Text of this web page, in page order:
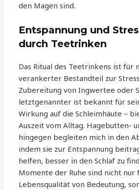
den Magen sind.
Entspannung und
durch Teetrinken
Das Ritual des Teetrinkens ist für
verankerter Bestandteil zur
Zubereitung von Ingwertee oder
letztgenannter ist bekannt für
Wirkung auf die Schleimhäute –
Auszeit vom Alltag. Hagebutten-
hingegen begleiten mich in den
indem sie zur Entspannung
helfen, besser in den Schlaf zu
Momente der Ruhe sind nicht nur
Lebensqualität von Bedeutung,